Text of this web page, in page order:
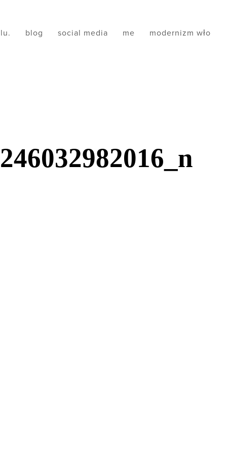
blog social media me modernizm wło